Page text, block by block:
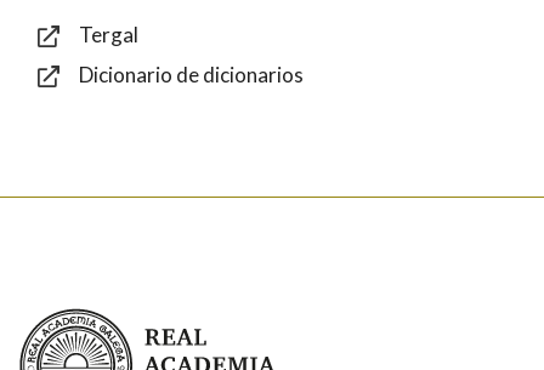
Tergal
Dicionario de dicionarios
Real Academia Galega